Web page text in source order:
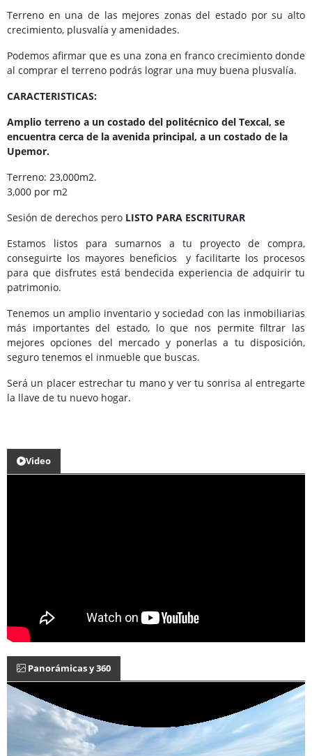
Terreno en una de las mejores zonas del estado por su alto
crecimiento, plusvalía y amenidades.
Podemos afirmar que es una zona en franco crecimiento donde
al comprar el terreno podrás lograr una muy buena plusvalía.
CARACTERISTICAS:
Amplio terreno a un costado del politécnico del Texcal, se
encuentra cerca de la avenida principal, a un costado de la
Upemor.
Terreno: 23,000m2.
3,000 por m2
Sesión de derechos pero LISTO PARA ESCRITURAR
Estamos listos para sumarnos a tu proyecto de compra,
conseguirte los mayores beneficios y facilitarte los procesos
para que disfrutes está bendecida experiencia de adquirir tu
patrimonio.
Tenemos un amplio inventario y sociedad con las inmobiliarias
más importantes del estado, lo que nos permite filtrar las
mejores opciones del mercado y ponerlas a tu disposición,
seguro tenemos el inmueble que buscas.
Será un placer estrechar tu mano y ver tu sonrisa al entregarte
la llave de tu nuevo hogar.
Video
Panorámicas y 360